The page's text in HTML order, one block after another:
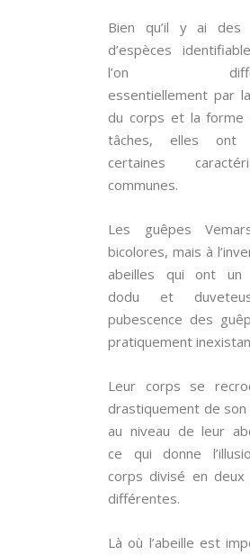
Bien qu’il y ai des
d’espèces
l’on
essentiellement par
du corps et la forme
tâches, elles ont
certaines
communes.
Les guêpes
bicolores, mais à
abeilles qui ont un
dodu et
pubescence des
pratiquement
Leur corps se
drastiquement de
au niveau de leur
ce qui donne
corps divisé en deux
différentes.
Là où l’abeille est